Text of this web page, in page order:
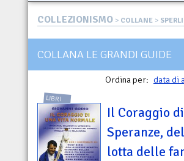
COLLEZIONISMO > COLLANE >
COLLANA LE GRANDI GUIDE
Ordina per: data di
LIBRI
Il Coraggio
Speranze,
lotta delle